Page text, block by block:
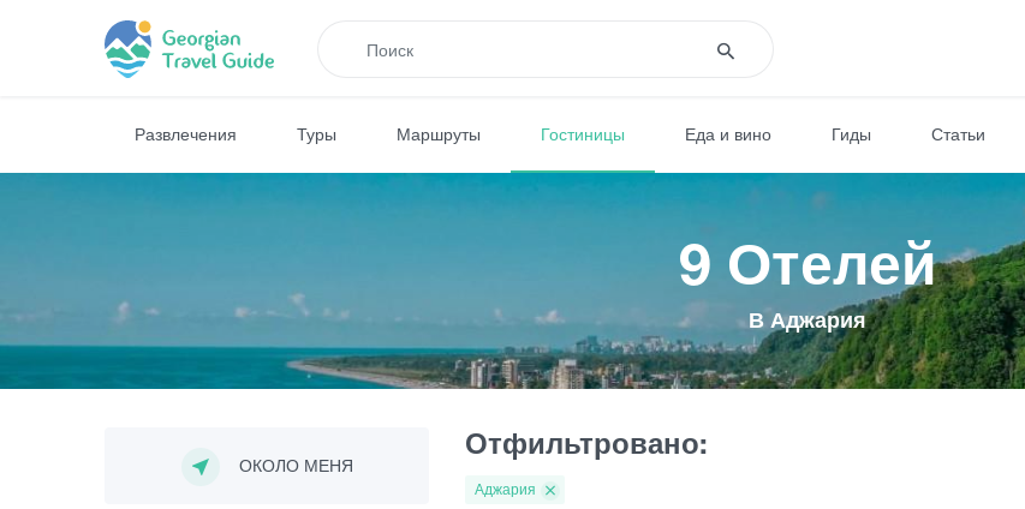
Развлечения Туры Маршруты Гостиницы Еда и вино Гиды Статьи
9 Отелей
В Аджария
ОКОЛО МЕНЯ
Отфильтровано:
Аджария